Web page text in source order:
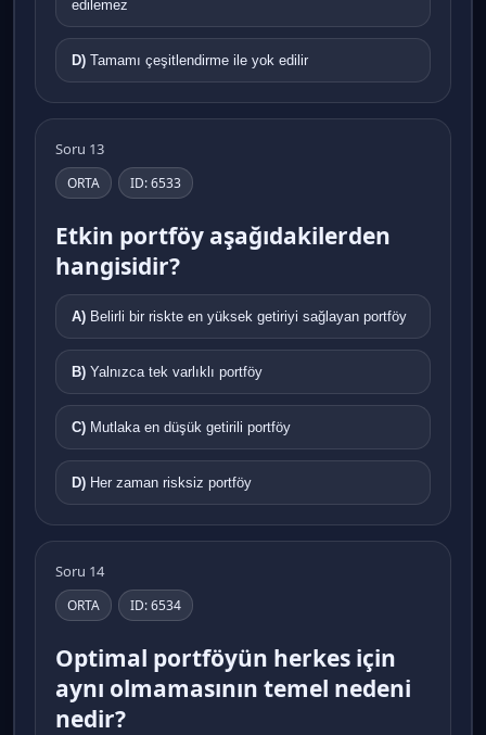
edilemez
D) Tamamı çeşitlendirme ile yok edilir
Soru 13
ORTA ID: 6533
Etkin portföy aşağıdakilerden
hangisidir?
A) Belirli bir riskte en yüksek getiriyi sağlayan portföy
B) Yalnızca tek varlıklı portföy
C) Mutlaka en düşük getirili portföy
D) Her zaman risksiz portföy
Soru 14
ORTA ID: 6534
Optimal portföyün herkes için
aynı olmamasının temel nedeni
nedir?